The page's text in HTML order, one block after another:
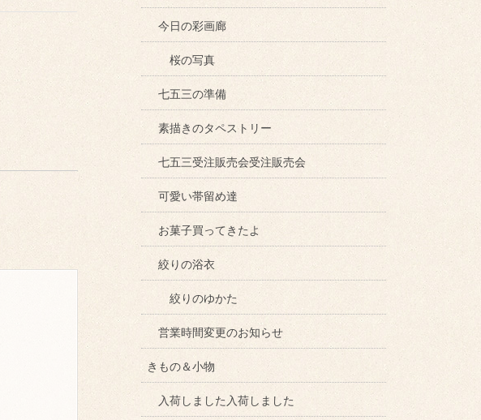
今日の彩画廊
桜の写真
七五三の準備
素描きのタペストリー
七五三受注販売会受注販売会
可愛い帯留め達
お菓子買ってきたよ
絞りの浴衣
絞りのゆかた
営業時間変更のお知らせ
きもの＆小物
入荷しました入荷しました